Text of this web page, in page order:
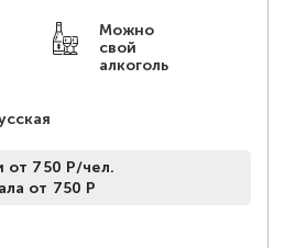
Можно
свой
алкоголь
от 750 Р/чел.
от 750 Р